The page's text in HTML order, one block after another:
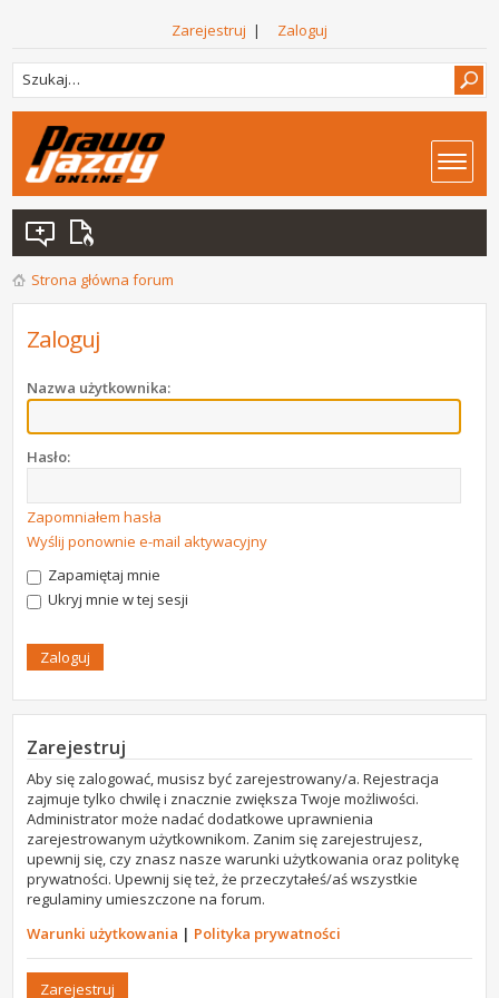
Zarejestruj | Zaloguj
Strona główna forum
Zaloguj
Nazwa użytkownika:
Hasło:
Zapomniałem hasła
Wyślij ponownie e-mail aktywacyjny
Zapamiętaj mnie
Ukryj mnie w tej sesji
Zarejestruj
Aby się zalogować, musisz być zarejestrowany/a. Rejestracja
zajmuje tylko chwilę i znacznie zwiększa Twoje możliwości.
Administrator może nadać dodatkowe uprawnienia
zarejestrowanym użytkownikom. Zanim się zarejestrujesz,
upewnij się, czy znasz nasze warunki użytkowania oraz politykę
prywatności. Upewnij się też, że przeczytałeś/aś wszystkie
regulaminy umieszczone na forum.
Warunki użytkowania | Polityka prywatności
Zarejestruj